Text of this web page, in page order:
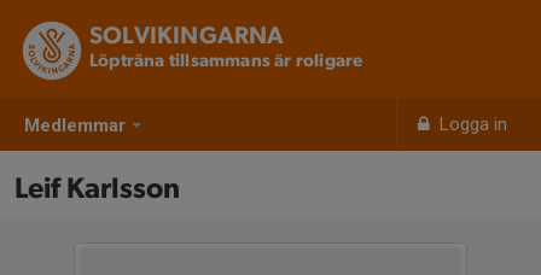
Medlemmar Logga in
SOLVIKINGARNA
Löpträna tillsammans är roligare
Leif Karlsson